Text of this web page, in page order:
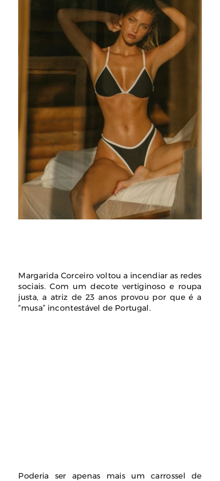
Margarida Corceiro voltou a incendiar as redes
sociais. Com um decote vertiginoso e roupa
justa, a atriz de 23 anos provou por que é a
“musa” incontestável de Portugal.
Poderia ser apenas mais um carrossel de